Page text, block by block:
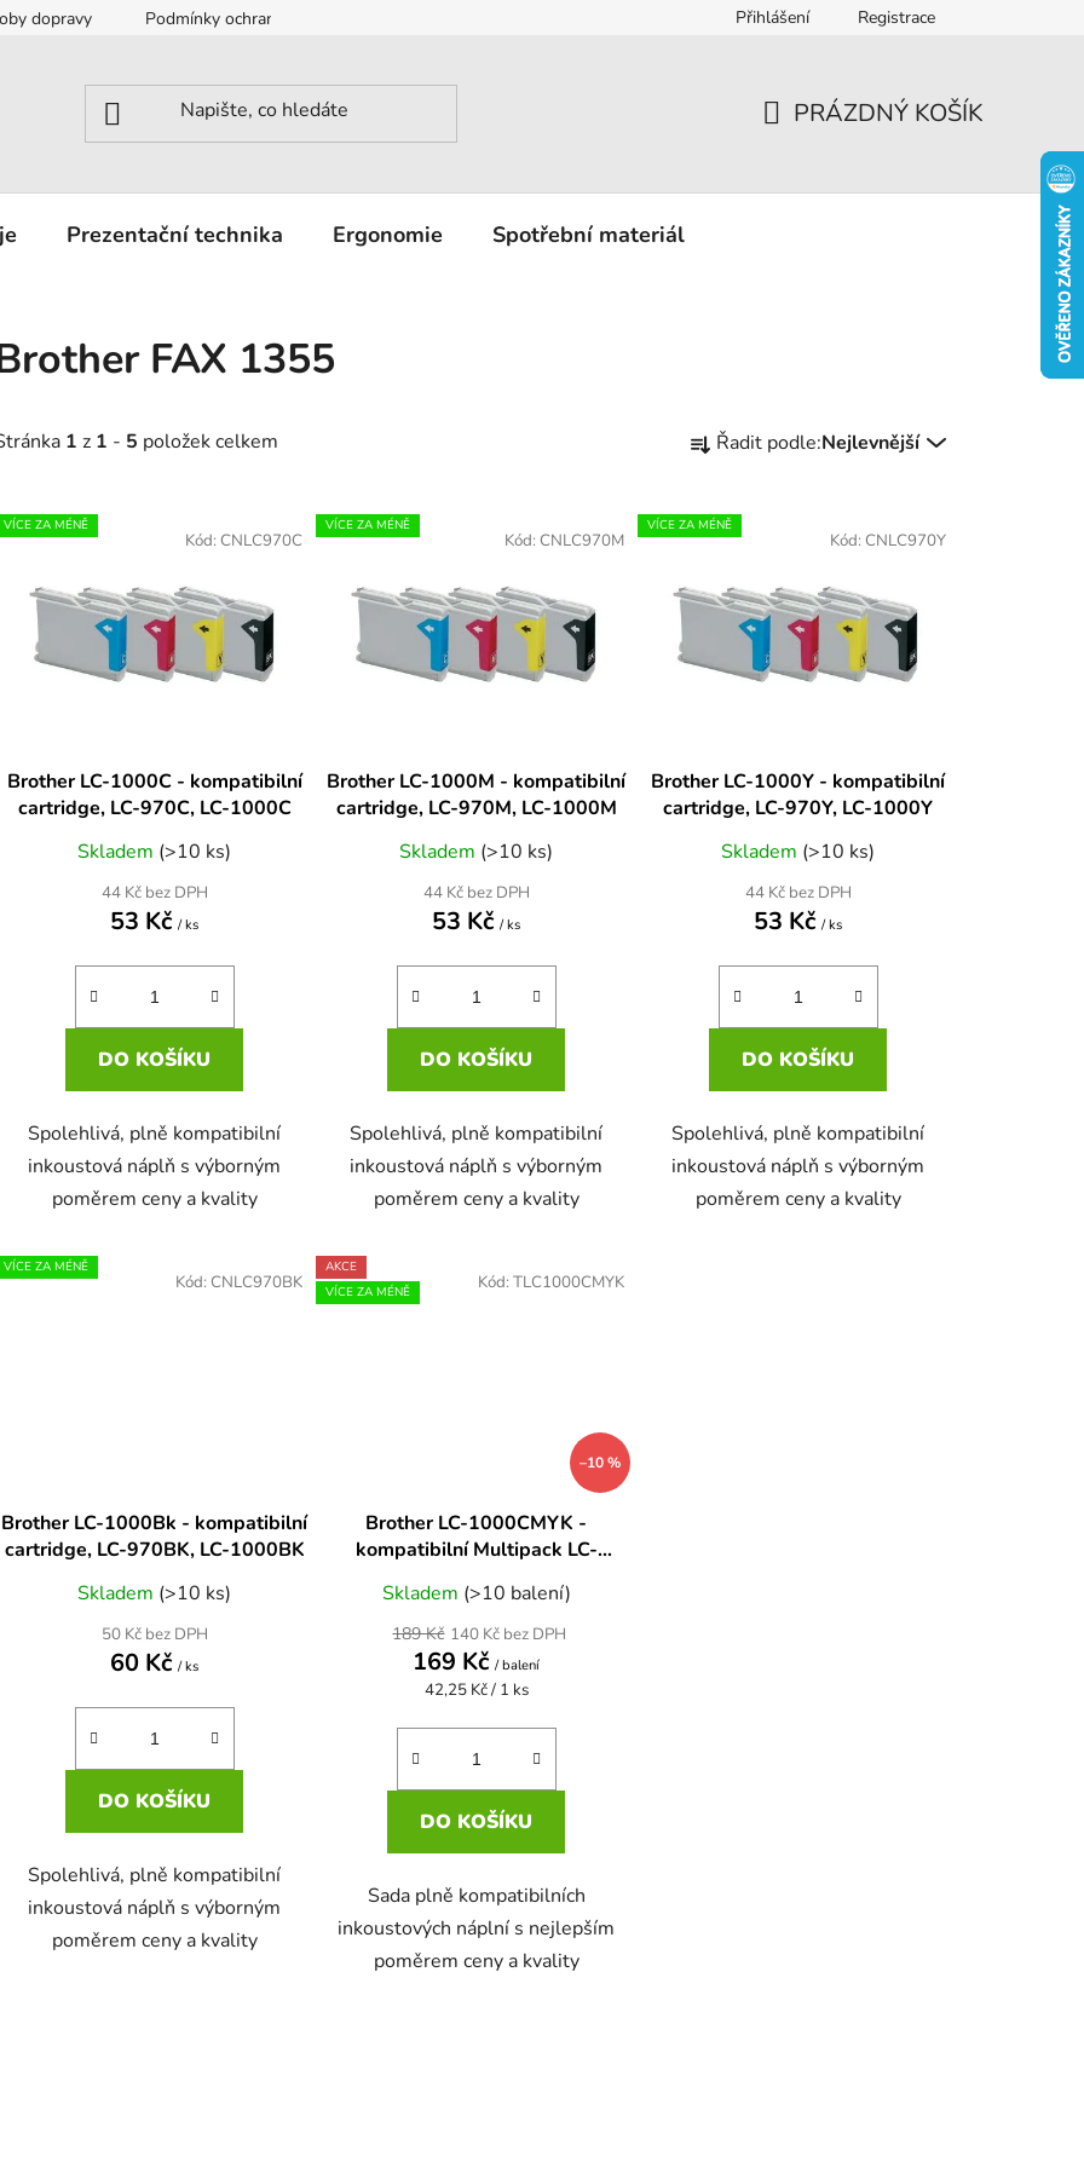
dopravy Podmínky ochrany osobních údajů Přihlášení Registrace
KOŠÍK
PRÁZDNÝ KOŠÍK
Prezentační technika Ergonomie Spotřební materiál
FAX 1355
1 z 1 - 5 položek celkem
a
e
n
í
p
o
k
t
Řadit podle:Nejlevnější
d
u
VÍCE ZA MÉNĚ
Brother LC-1000C - kompatibilní
cartridge, LC-970C, LC-1000C
Skladem (>10 ks)
44 Kč bez DPH
53 Kč/ ks
DO KOŠÍKU
Spolehlivá, plně kompatibilní
inkoustová náplň s výborným
poměrem ceny a kvality
Kód: CNLC970C
VÍCE ZA MÉNĚ
Brother LC-1000M - kompatibilní
cartridge, LC-970M, LC-1000M
Skladem (>10 ks)
44 Kč bez DPH
53 Kč/ ks
DO KOŠÍKU
Spolehlivá, plně kompatibilní
inkoustová náplň s výborným
poměrem ceny a kvality
Kód: CNLC970M
VÍCE ZA MÉNĚ
Brother LC-1000Y - kompatibilní
cartridge, LC-970Y, LC-1000Y
Skladem (>10 ks)
44 Kč bez DPH
53 Kč/ ks
DO KOŠÍKU
Spolehlivá, plně kompatibilní
inkoustová náplň s výborným
poměrem ceny a kvality
Kód: CNLC970Y
VÍCE ZA MÉNĚ
Brother LC-1000Bk - kompatibilní
cartridge, LC-970BK, LC-1000BK
Skladem (>10 ks)
50 Kč bez DPH
60 Kč/ ks
DO KOŠÍKU
Spolehlivá, plně kompatibilní
inkoustová náplň s výborným
poměrem ceny a kvality
Kód: CNLC970BK
AKCE
VÍCE ZA MÉNĚ
–10 %
Brother LC-1000CMYK -
kompatibilní Multipack LC-
Skladem (>10 balení)
140 Kč bez DPH
169 Kč/ balení
189 Kč
Měrná
42,25 Kč / 1 ks
DO KOŠÍKU
Sada plně kompatibilních
inkoustových náplní s nejlepším
poměrem ceny a kvality
Kód: TLC1000CMYK